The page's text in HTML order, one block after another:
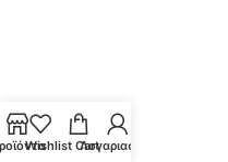
Wishlist Cart
Λογαριασμός